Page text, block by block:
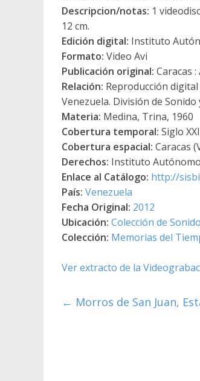
Descripcion/notas: 1
12 cm.
Edición digital: Instituto
Formato: Video Avi
Publicación original: Caracas
Relación: Reproducción
Venezuela. División de
Materia: Medina, Trina, 1960
Cobertura temporal: Siglo XXI
Cobertura espacial: Caracas
Derechos: Instituto
Enlace al Catálogo: http://
País: Venezuela
Fecha Original: 2012
Ubicación: Colección de
Colección: Memorias del
Ver extracto de la
← Morros de San Juan,